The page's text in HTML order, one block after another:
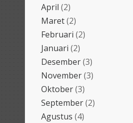
April (2)
Maret(2)
Februari (2)
Januari (2)
Desember(3)
November(3)
Oktober(3)
September(2)
Agustus (4)